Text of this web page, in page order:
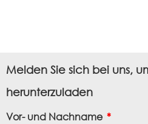
Melden Sie sich bei uns,
herunterzuladen
Vor- und Nachname